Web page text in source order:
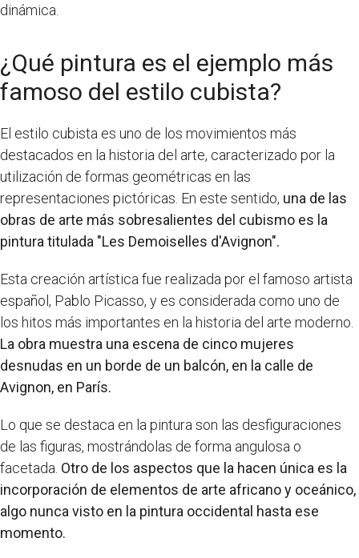
dinámica.
¿Qué pintura es el ejemplo más
famoso del estilo cubista?
El estilo cubista es uno de los movimientos más
destacados en la historia del arte, caracterizado por la
utilización de formas geométricas en las
representaciones pictóricas. En este sentido, una de las
obras de arte más sobresalientes del cubismo es la
pintura titulada "Les Demoiselles d'Avignon".
Esta creación artística fue realizada por el famoso artista
español, Pablo Picasso, y es considerada como uno de
los hitos más importantes en la historia del arte moderno.
La obra muestra una escena de cinco mujeres
desnudas en un borde de un balcón, en la calle de
Avignon, en París.
Lo que se destaca en la pintura son las desfiguraciones
de las figuras, mostrándolas de forma angulosa o
facetada. Otro de los aspectos que la hacen única es la
incorporación de elementos de arte africano y oceánico,
algo nunca visto en la pintura occidental hasta ese
momento.